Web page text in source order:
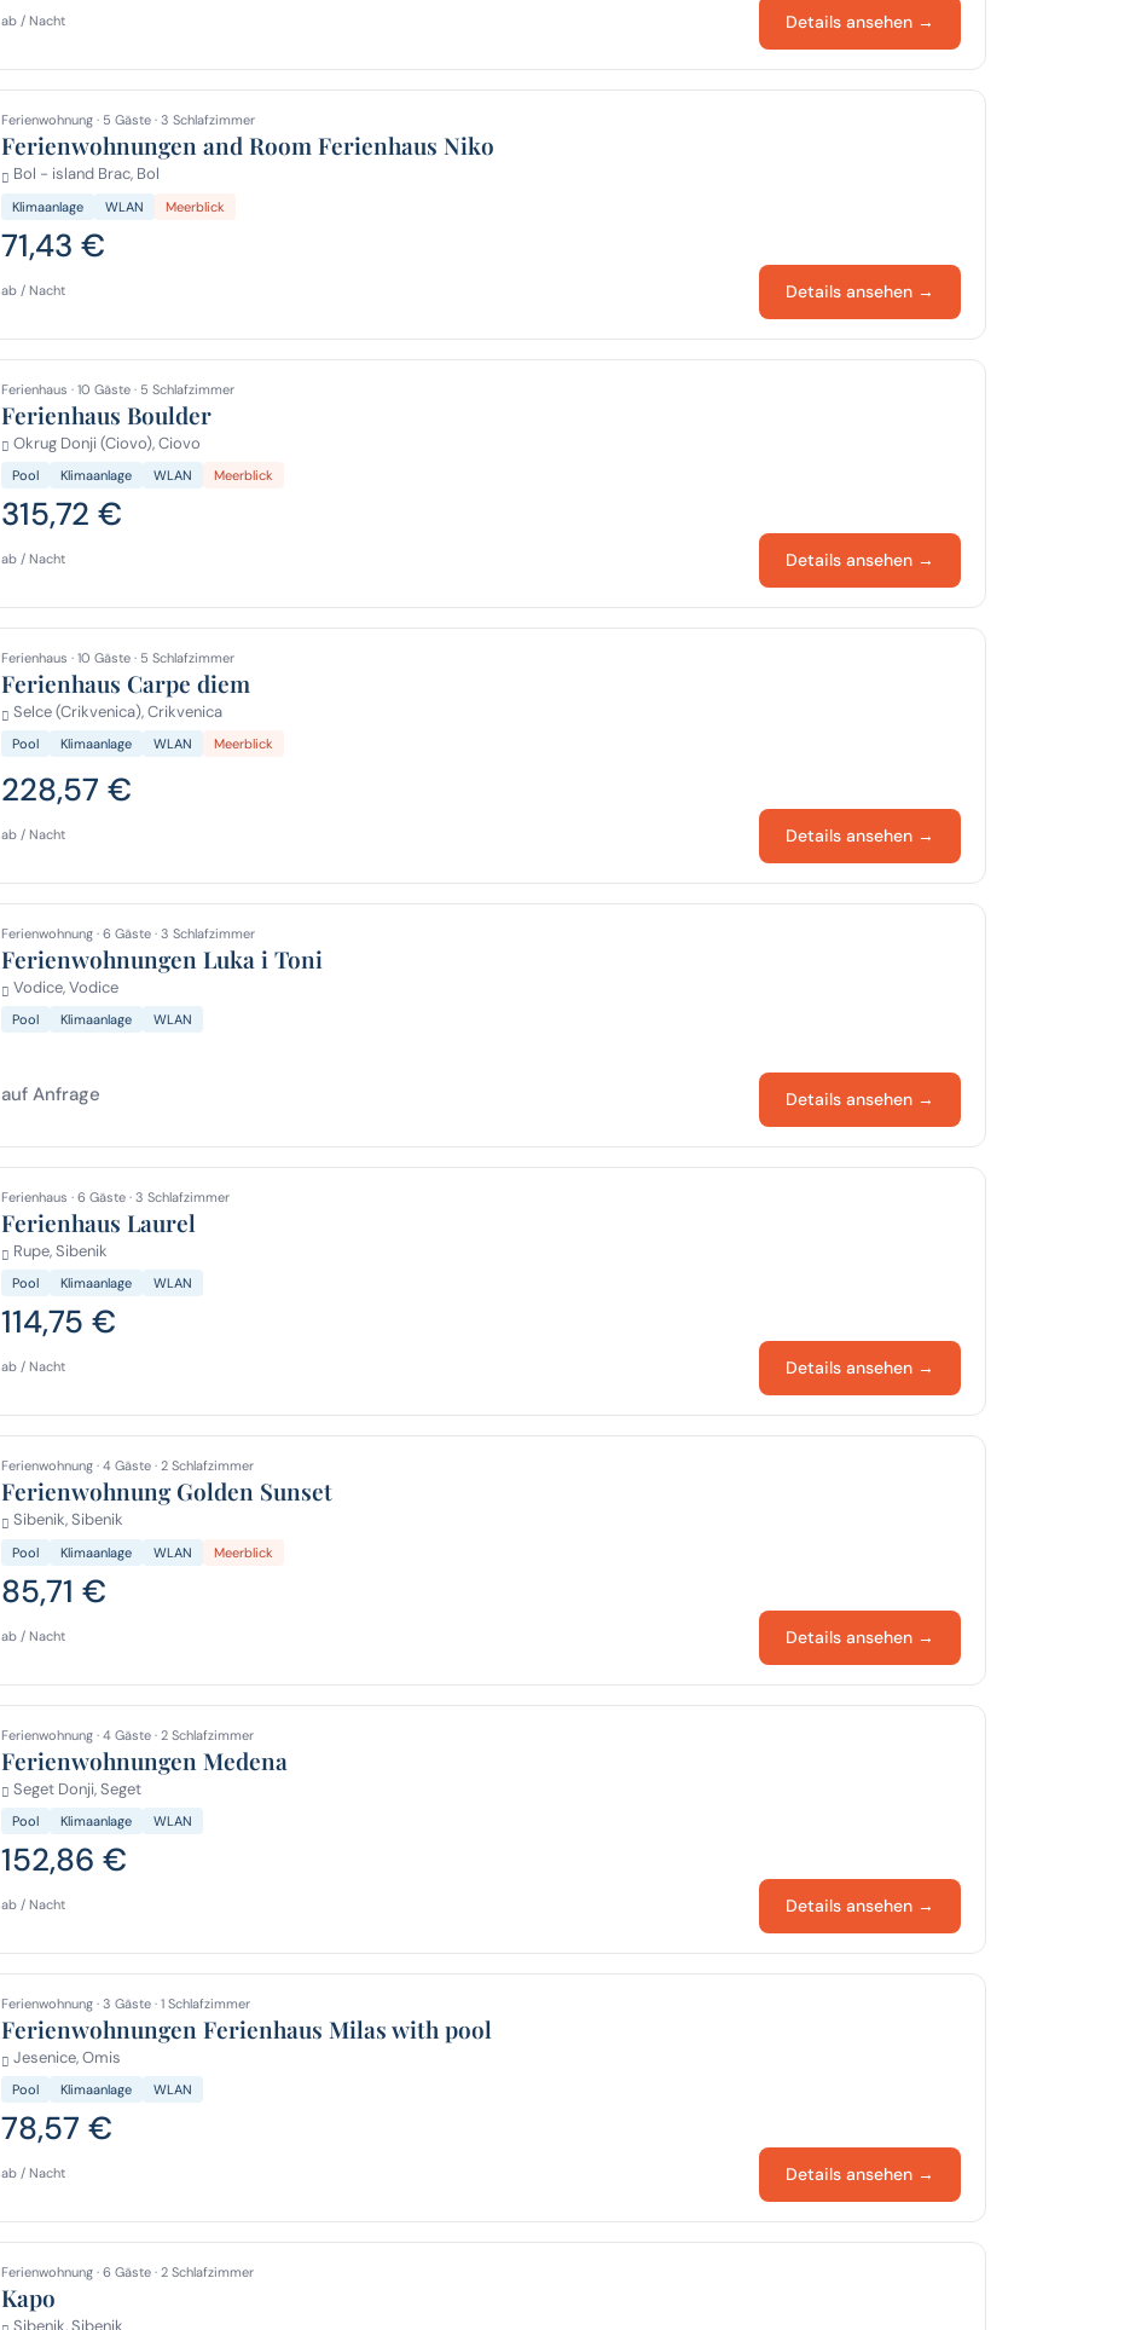
ab / Nacht Details ansehen →
Ferienwohnung · 5 Gäste · 3 Schlafzimmer
Ferienwohnungen and Room Ferienhaus Niko
Bol - island Brac, Bol
Klimaanlage WLAN Meerblick
71,43 €
ab / Nacht Details ansehen →
Ferienhaus · 10 Gäste · 5 Schlafzimmer
Ferienhaus Boulder
Okrug Donji (Ciovo), Ciovo
Pool Klimaanlage WLAN Meerblick
315,72 €
ab / Nacht Details ansehen →
Ferienhaus · 10 Gäste · 5 Schlafzimmer
Ferienhaus Carpe diem
Selce (Crikvenica), Crikvenica
Pool Klimaanlage WLAN Meerblick
228,57 €
ab / Nacht Details ansehen →
Ferienwohnung · 6 Gäste · 3 Schlafzimmer
Ferienwohnungen Luka i Toni
Vodice, Vodice
Pool Klimaanlage WLAN
auf Anfrage Details ansehen →
Ferienhaus · 6 Gäste · 3 Schlafzimmer
Ferienhaus Laurel
Rupe, Sibenik
Pool Klimaanlage WLAN
114,75 €
ab / Nacht Details ansehen →
Ferienwohnung · 4 Gäste · 2 Schlafzimmer
Ferienwohnung Golden Sunset
Sibenik, Sibenik
Pool Klimaanlage WLAN Meerblick
85,71 €
ab / Nacht Details ansehen →
Ferienwohnung · 4 Gäste · 2 Schlafzimmer
Ferienwohnungen Medena
Seget Donji, Seget
Pool Klimaanlage WLAN
152,86 €
ab / Nacht Details ansehen →
Ferienwohnung · 3 Gäste · 1 Schlafzimmer
Ferienwohnungen Ferienhaus Milas with pool
Jesenice, Omis
Pool Klimaanlage WLAN
78,57 €
ab / Nacht Details ansehen →
Ferienwohnung · 6 Gäste · 2 Schlafzimmer
Kapo